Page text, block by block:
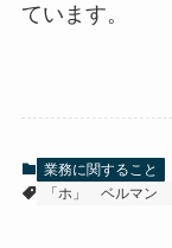
ています。
業務に関すること
「ホ」
ベルマン